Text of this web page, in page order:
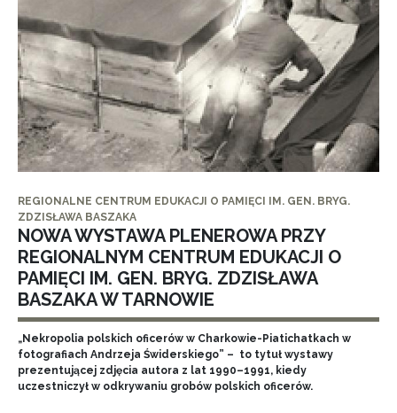
REGIONALNE CENTRUM EDUKACJI O PAMIĘCI IM. GEN. BRYG.
ZDZISŁAWA BASZAKA
NOWA WYSTAWA PLENEROWA PRZY
REGIONALNYM CENTRUM EDUKACJI O
PAMIĘCI IM. GEN. BRYG. ZDZISŁAWA
BASZAKA W TARNOWIE
„Nekropolia polskich oficerów w Charkowie-Piatichatkach w
fotografiach Andrzeja Świderskiego” – to tytuł wystawy
prezentującej zdjęcia autora z lat 1990–1991, kiedy
uczestniczył w odkrywaniu grobów polskich oficerów.